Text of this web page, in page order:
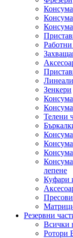
Зенкери
Телени
лепене
Куфари
Резервни
Всички
Ротори